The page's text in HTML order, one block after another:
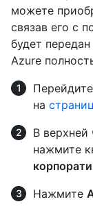
можете
связав его с
будет
Azure
на
В верхней
нажмите
Нажмите